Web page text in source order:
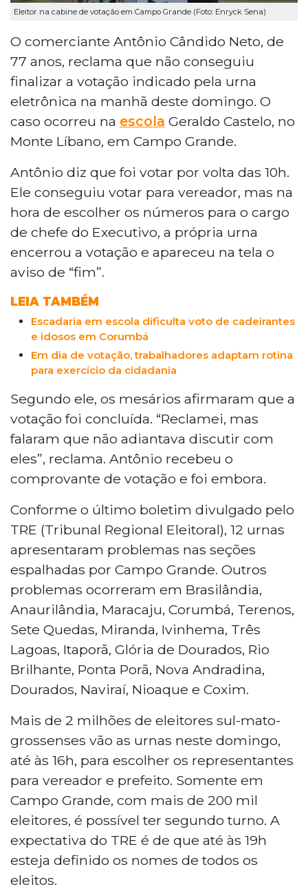
Eleitor na cabine de votação em Campo Grande (Foto: Enryck Sena)
O comerciante Antônio Cândido Neto, de
77 anos, reclama que não conseguiu
finalizar a votação indicado pela urna
eletrônica na manhã deste domingo. O
caso ocorreu na escola Geraldo Castelo, no
Monte Líbano, em Campo Grande.
Antônio diz que foi votar por volta das 10h.
Ele conseguiu votar para vereador, mas na
hora de escolher os números para o cargo
de chefe do Executivo, a própria urna
encerrou a votação e apareceu na tela o
aviso de “fim”.
LEIA TAMBÉM
Escadaria em escola dificulta voto de cadeirantes
e idosos em Corumbá
Em dia de votação, trabalhadores adaptam rotina
para exercício da cidadania
Segundo ele, os mesários afirmaram que a
votação foi concluída. “Reclamei, mas
falaram que não adiantava discutir com
eles”, reclama. Antônio recebeu o
comprovante de votação e foi embora.
Conforme o último boletim divulgado pelo
TRE (Tribunal Regional Eleitoral), 12 urnas
apresentaram problemas nas seções
espalhadas por Campo Grande. Outros
problemas ocorreram em Brasilândia,
Anaurilândia, Maracaju, Corumbá, Terenos,
Sete Quedas, Miranda, Ivinhema, Três
Lagoas, Itaporã, Glória de Dourados, Rio
Brilhante, Ponta Porã, Nova Andradina,
Dourados, Naviraí, Nioaque e Coxim.
Mais de 2 milhões de eleitores sul-mato-
grossenses vão as urnas neste domingo,
até às 16h, para escolher os representantes
para vereador e prefeito. Somente em
Campo Grande, com mais de 200 mil
eleitores, é possível ter segundo turno. A
expectativa do TRE é de que até às 19h
esteja definido os nomes de todos os
eleitos.